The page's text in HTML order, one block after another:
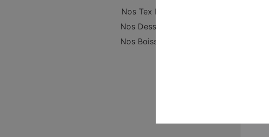
Nos Tex Mex
Nos Desserts
Nos Boissons